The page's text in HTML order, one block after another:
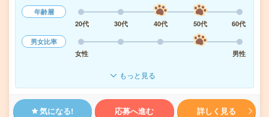
年齢層
20代
30代 40代 50代
60代
男女比率
女性
男性
もっと見る
気になる! 応募へ進む 詳しく見る